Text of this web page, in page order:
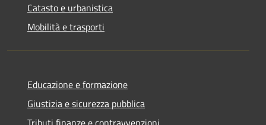
Catasto e urbanistica
Mobilità e trasporti
Educazione e formazione
Giustizia e sicurezza pubblica